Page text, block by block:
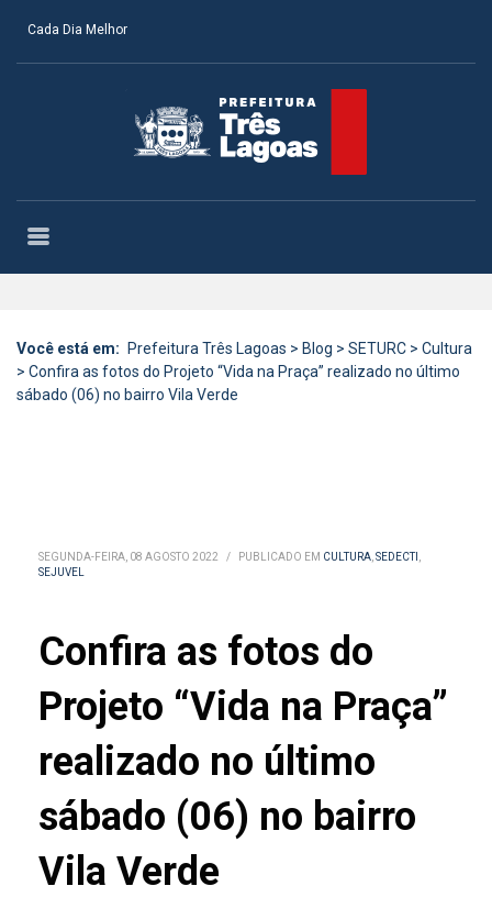
Cada Dia Melhor
Você está em: Prefeitura Três Lagoas > Blog > SETURC > Cultura
> Confira as fotos do Projeto “Vida na Praça” realizado no último
sábado (06) no bairro Vila Verde
SEGUNDA-FEIRA, 08 AGOSTO 2022 / PUBLICADO EM CULTURA,SEDECTI ,
SEJUVEL
Confira as fotos do
Projeto “Vida na Praça”
realizado no último
sábado (06) no bairro
Vila Verde